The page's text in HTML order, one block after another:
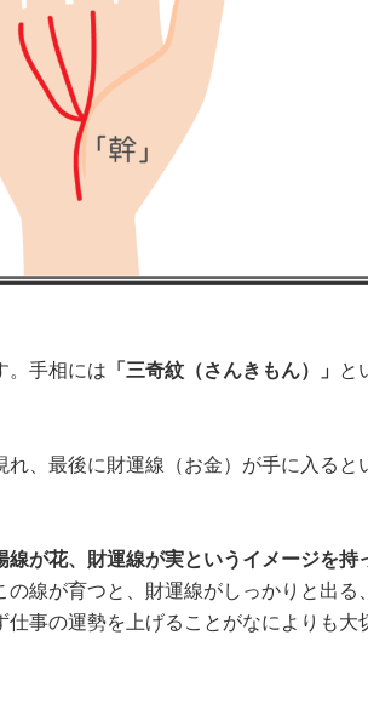
。手相には 「三奇紋（さんきもん）」
と
、最後に財運線（お金）が手に入ると
が花、財運線が実というイメージを持
線が育つと、財運線がしっかりと出る
事の運勢を上げることがなによりも大